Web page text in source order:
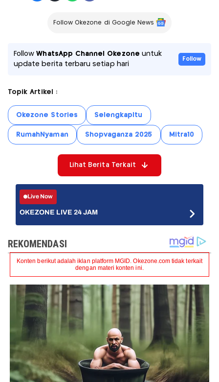
Follow Okezone di Google News
FollowWhatsApp Channel Okezone untuk
update berita terbaru setiap hari
Follow
Topik Artikel :
Okezone Stories SelengkapItu
RumahNyaman Shopvaganza 2025 Mitra10
Lihat Berita Terkait
Live Now
OKEZONE LIVE 24 JAM